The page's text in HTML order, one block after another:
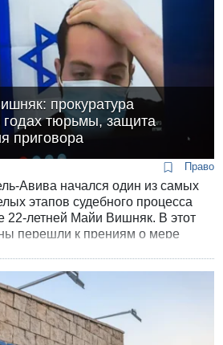
прокуратура
годах тюрьмы, защита
приговора
Право
Авива начался один из самых
этапов судебного процесса
22-летней Майи Вишняк. В этот
перешли к прениям о мере
сделки.